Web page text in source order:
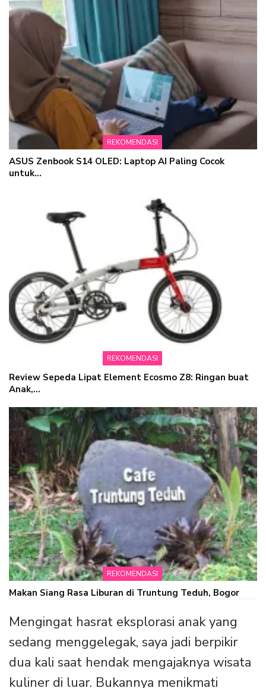
REKOMENDASI
ASUS Zenbook S14 OLED: Laptop AI Paling Cocok
untuk…
REKOMENDASI
Review Sepeda Lipat Element Ecosmo Z8: Ringan buat
Anak,…
REKOMENDASI
Makan Siang Rasa Liburan di Truntung Teduh, Bogor
Mengingat hasrat eksplorasi anak yang
sedang menggelegak, saya jadi berpikir
dua kali saat hendak mengajaknya wisata
kuliner di luar. Bukannya menikmati